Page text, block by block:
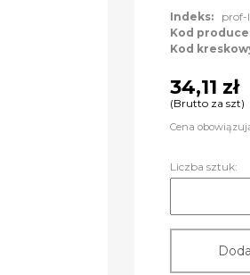
Indeks:
prof-
Kod
Kod
34,11 zł
(Brutto za szt)
Cena
Liczba sztuk: